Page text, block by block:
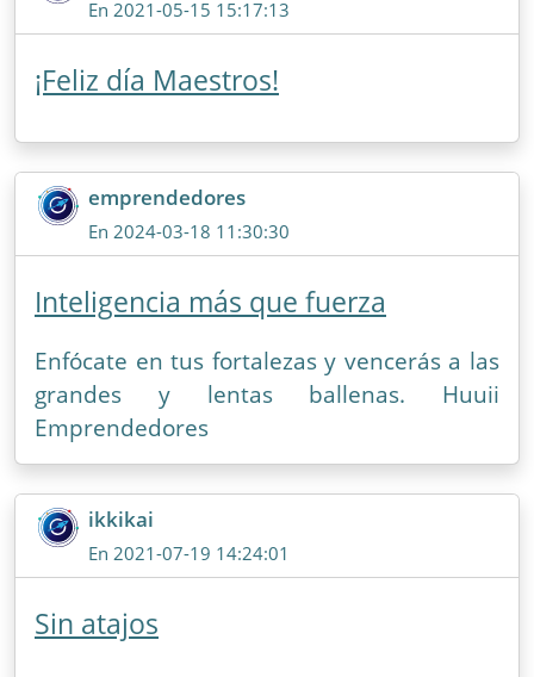
En 2021-05-15 15:17:13
¡Feliz día Maestros!
emprendedores
En 2024-03-18 11:30:30
Inteligencia más que fuerza
Enfócate en tus fortalezas y vencerás a las
grandes y lentas ballenas. Huuii
Emprendedores
ikkikai
En 2021-07-19 14:24:01
Sin atajos